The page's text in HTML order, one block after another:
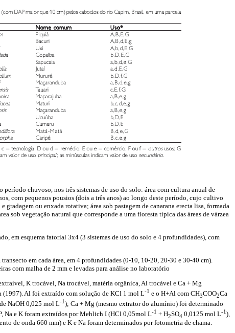
período chuvoso, nos três sistemas de uso do solo: área com cultura anual de
com pequenos pousios (dois a três anos) ao longo deste período, cujo cultivo
gradagem ou enxada rotativa; área sob pastagem de canarana erecta lisa, formada
sob vegetação natural que corresponde a uma floresta típica das áreas de várzea
em esquema fatorial 3x4 (3 sistemas de uso do solo e 4 profundidades), com
em cada área, em 4 profundidades (0-10, 10-20, 20-30 e 30-40 cm).
com malha de 2 mm e levadas para análise no laboratório
K trocável, Na trocável, matéria orgânica, Al trocável e Ca + Mg
(1997). Al foi extraído com solução de KCl 1 mol L-1 e o H+Al com CH3COO2Ca
NaOH 0,025 mol L-1); Ca + Mg (mesmo extrator do alumínio) foi determinado
Na e K foram extraídos por Mehlich I (HCl 0,05mol L-1 + H2SO4 0,0125 mol L-1),
de onda 660 mm) e K e Na foram determinados por fotometria de chama.